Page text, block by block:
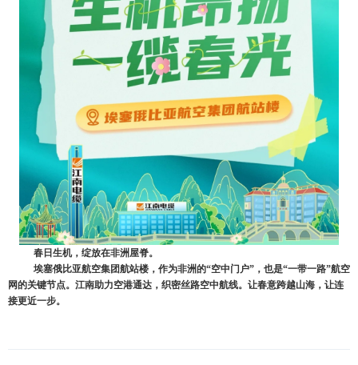
春日生机，绽放在非洲屋脊。
埃塞俄比亚航空集团航站楼，作为非洲的“空中门户”，也是“一带一路”航空
网的关键节点。江南助力空港通达，织密丝路空中航线。让春意跨越山海，让连
接更近一步。